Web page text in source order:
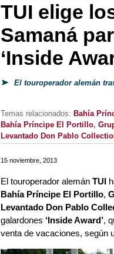
TUI elige
Samaná
‘Inside
El touroperador alemán
Temas relacionados: Bahía
Bahía Príncipe El Portillo,
Levantado Don Pablo
15 noviembre, 2013
El touroperador alemán TUI
Bahía Príncipe El Portillo,
Levantado Don Pablo
galardones ‘Inside Award’,
venta de vacaciones, según